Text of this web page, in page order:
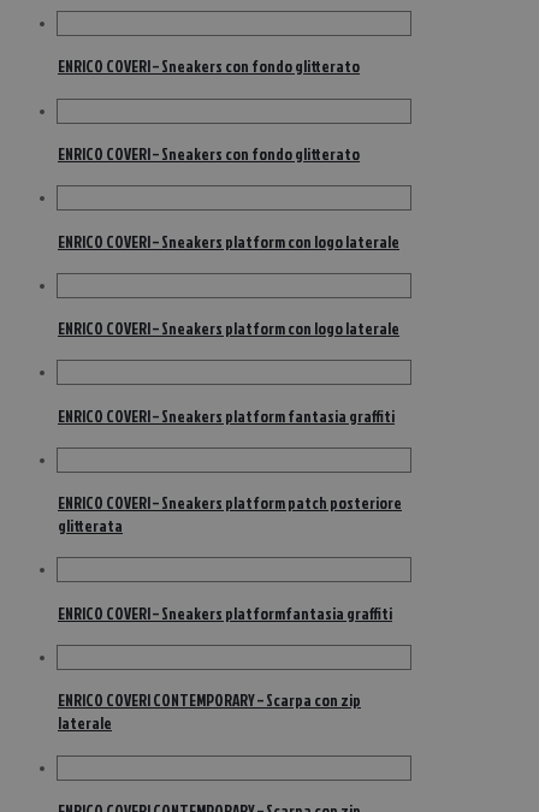
ENRICO COVERI – Sneakers con fondo glitterato
ENRICO COVERI – Sneakers con fondo glitterato
ENRICO COVERI – Sneakers platform con logo laterale
ENRICO COVERI – Sneakers platform con logo laterale
ENRICO COVERI – Sneakers platform fantasia graffiti
ENRICO COVERI – Sneakers platform patch posteriore
glitterata
ENRICO COVERI – Sneakers platformfantasia graffiti
ENRICO COVERI CONTEMPORARY – Scarpa con zip
laterale